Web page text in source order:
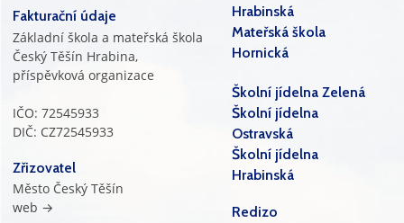
Fakturační údaje
Základní škola a mateřská škola
Český Těšín Hrabina,
příspěvková organizace
IČO: 72545933
DIČ: CZ72545933
Zřizovatel
Město Český Těšín
web →
Hrabinská
Mateřská škola
Hornická
Školní jídelna Zelená
Školní jídelna
Ostravská
Školní jídelna
Hrabinská
Redizo